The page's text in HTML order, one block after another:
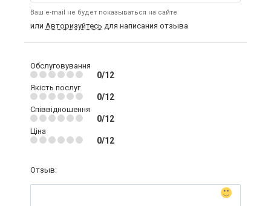
Ваш e-mail не будет показываться на сайте
или Авторизуйтесь для написания отзыва
Обслуговування
0/12
Якість послуг
0/12
Співвідношення
0/12
Ціна
0/12
Отзыв: